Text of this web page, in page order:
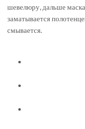
шевелюру, дальше маска
заматывается
смывается.